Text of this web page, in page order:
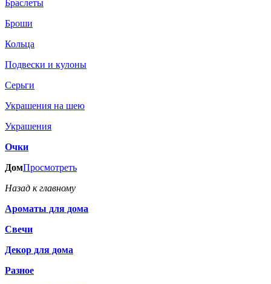
Браслеты
Броши
Кольца
Подвески и кулоны
Серьги
Украшения на шею
Украшения
Очки
ДомПросмотреть
Назад к главному
Ароматы для дома
Свечи
Декор для дома
Разное